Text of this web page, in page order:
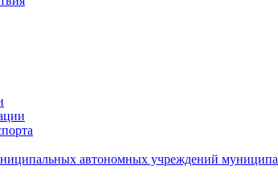
автономных учреждений